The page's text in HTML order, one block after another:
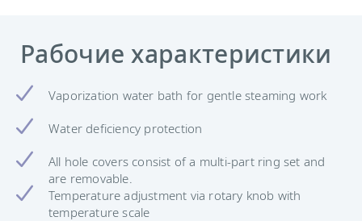
Рабочие характеристики
Vaporization water bath for gentle steaming work
Water deficiency protection
All hole covers consist of a multi-part ring set and
are removable.
Temperature adjustment via rotary knob with
temperature scale